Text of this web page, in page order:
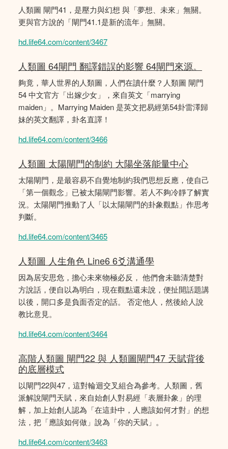
人類圖 閘門41，是壓力與幻想 與「夢想、未來」無關。
更與官方說的「閘門41.1是新的流年」無關。
hd.life64.com/content/3467
人類圖 64閘門 翻譯錯誤的影響 64閘門來源。
夠竟，華人世界的人類圖，人們在讀什麼？人類圖 閘門
54 中文官方「出嫁少女」，來自英文「marrying
maiden」。Marrying Maiden 是英文把易經第54卦雷澤歸
妹的英文翻譯，卦名直譯！
hd.life64.com/content/3466
人類圖 太陽閘門的制約 大陽坐落能量中心
太陽閘門，是最容易不自覺地制約我們思想反應，使自己
「第一個觀念」已被太陽閘門影響。若人不夠冷靜了解實
況。太陽閘門推動了人「以太陽閘門的卦象觀點」作思考
判斷。
hd.life64.com/content/3465
人類圖 人生角色 Line6 6爻溝通學
因為居安思危，擔心未來物極必反， 他們會未聽清楚對
方說話，便自以為明白，現在觀點還未說，便扯開話題講
以後，開口多是負面否定的話。 否定他人，然後給人說
教比意見。
hd.life64.com/content/3464
高階人類圖 閘門22 與 人類圖閘門47 天賦背後
的底層模式
以閘門22與47，這對輪迴交叉組合為參考。人類圖，舊
派解說閘門天賦，來自始創人對易經「表層卦象」的理
解，加上始創人認為「在這卦中，人應該如何才對」的想
法，把「應該如何做」說為「你的天賦」。
hd.life64.com/content/3463